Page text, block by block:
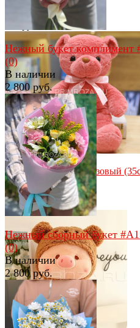
избранное сравнить
В наличии
850 руб.
избранное сравнить
Мишутка с бантом розовый
(0)
В наличии
850 руб.
избранное сравнить
Нежный букет комплимент
(0)
В наличии
2 800 руб.
Нежный сборный букет
(0)
В наличии
2 800 руб.